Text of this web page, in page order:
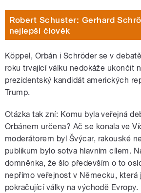
Robert Schuster: Gerhard
nejlepší člověk
Köppel, Orbán i Schröder se v
roku trvající válku nedokáže ukončit
prezidentský kandidát amerických
Trump.
Otázka tak zní: Komu byla veřejná
Orbánem určena? Ač se konala ve
moderátorem byl Švýcar, rakouské
publikum bylo sotva hlavním cílem.
domněnka, že šlo především o to
nepřímo veřejnost v Německu, která
pokračující války na východě Evropy.